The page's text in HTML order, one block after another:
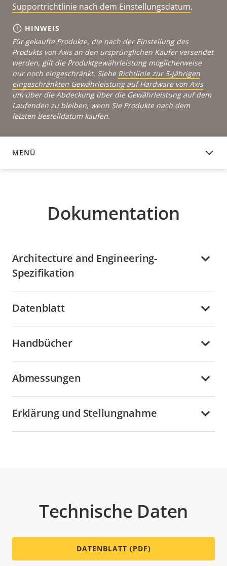
Supportrichtlinie nach dem Einstellungsdatum.
HINWEIS
Für gekaufte Produkte, die nach der Einstellung des
Produkts von Axis an den ursprünglichen Käufer versendet
werden, gilt die Produktgewährleistung möglicherweise
nur noch eingeschränkt. Siehe Richtlinie zur 5-jährigen
eingeschränkten Gewährleistung auf Hardware von Axis
um über die Abdeckung über die Gewährleistung auf dem
Laufenden zu bleiben, wenn Sie Produkte nach dem
letzten Bestelldatum kaufen.
MENÜ
DOKUMENTATION
Dokumentation
Architecture and Engineering-
Spezifikation
Datenblatt
Handbücher
Abmessungen
Erklärung und Stellungnahme
Technische Daten
DATENBLATT (PDF)